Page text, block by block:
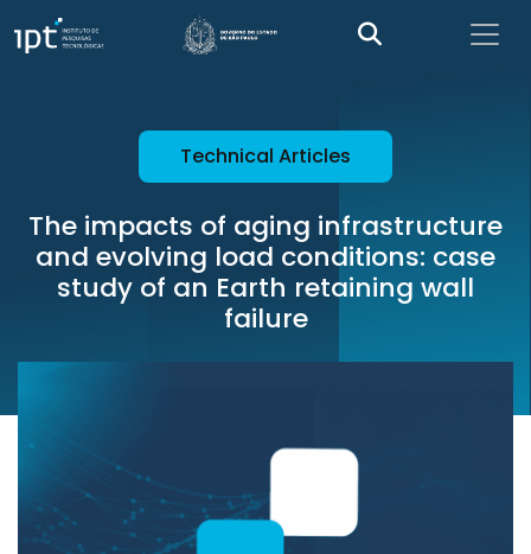
Technical Articles
The impacts of aging infrastructure
and evolving load conditions: case
study of an Earth retaining wall
failure